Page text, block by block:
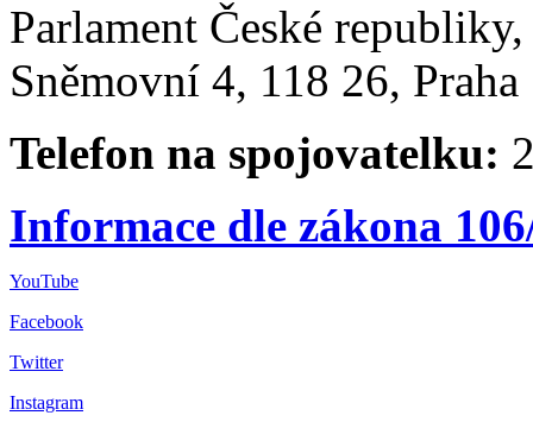
Parlament České
Sněmovní 4, 118 26,
Telefon na spojovatelku:
Informace dle zákona
YouTube
Facebook
Twitter
Instagram